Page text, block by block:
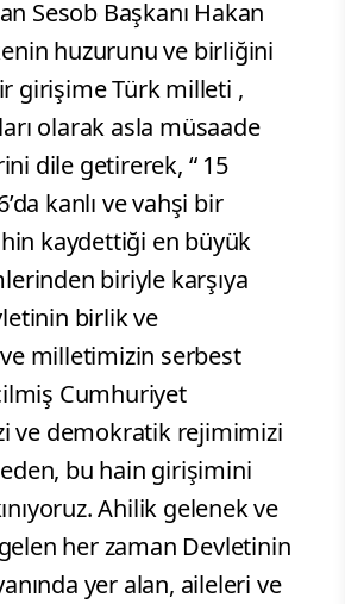
Sesob Başkanı Hakan
huzurunu ve birliğini
girişime Türk milleti ,
olarak asla müsaade
dile getirerek, “ 15
kanlı ve vahşi bir
kaydettiği en büyük
biriyle karşıya
birlik ve
milletimizin serbest
Cumhuriyet
ve demokratik rejimimizi
bu hain girişimini
Ahilik gelenek ve
her zaman Devletinin
yer alan, aileleri ve